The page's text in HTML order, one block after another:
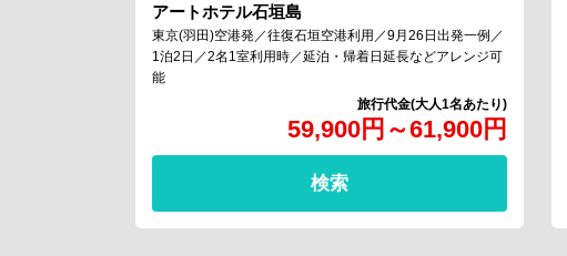
アートホテル石垣島
59,900円 ～61,900円
東京(羽田)空港発／往復石垣空港利用／9月26日出発一例／
1泊2日／2名1室利用時／延泊・帰着日延長などアレンジ可
能
検索